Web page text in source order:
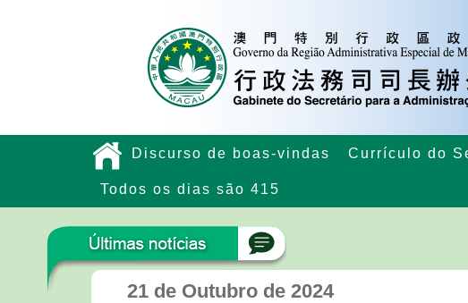
Discurso de boas-vindas Currículo do
Todos os dias são 415
21 de Outubro de 2024